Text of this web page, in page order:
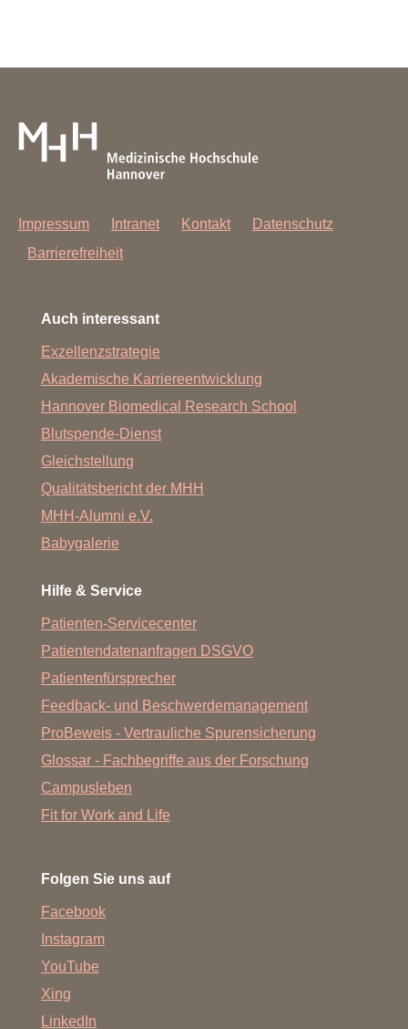
Impressum Intranet Kontakt
Datenschutz
Barrierefreiheit
Auch interessant
Exzellenzstrategie
Akademische Karriereentwicklung
Hannover Biomedical Research School
Blutspende-Dienst
Gleichstellung
Qualitätsbericht der MHH
MHH-Alumni e.V.
Babygalerie
Hilfe & Service
Patienten-Servicecenter
Patientendatenanfragen DSGVO
Patientenfürsprecher
Feedback- und Beschwerdemanagement
ProBeweis - Vertrauliche Spurensicherung
Glossar - Fachbegriffe aus der Forschung
Campusleben
Fit for Work and Life
Folgen Sie uns auf
Facebook
Instagram
YouTube
Xing
LinkedIn